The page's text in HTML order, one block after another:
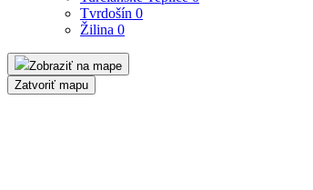
Tvrdošín 0
Žilina 0
Zobraziť na mape
Zatvoriť mapu